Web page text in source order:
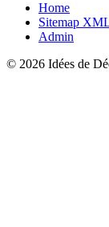
Home
Sitemap
Admin
© 2026 Idées de